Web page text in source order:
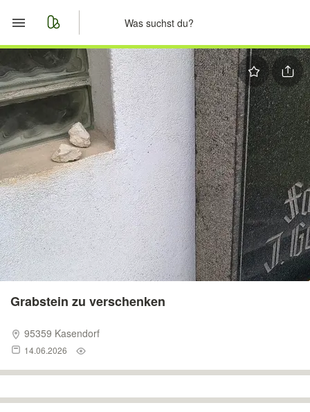
Start
Merkliste
Nachrichten
Anzeige aufgeben
Grabstein zu verschenken
95359 Kasendorf
14.06.2026